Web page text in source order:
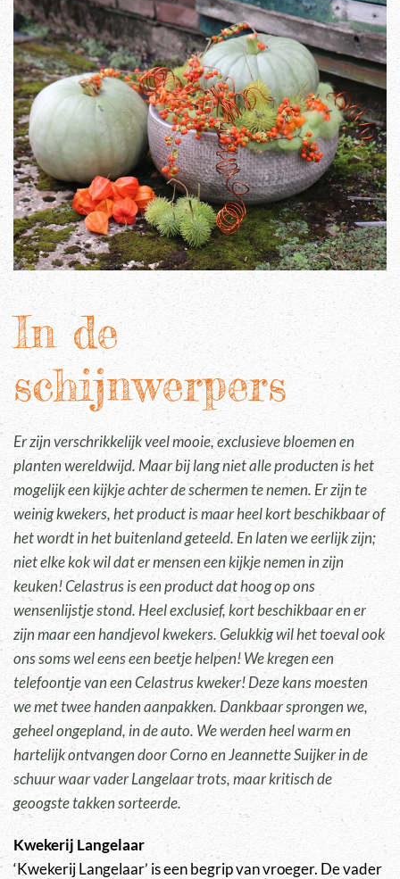
In de
schijnwerpers
Er zijn verschrikkelijk veel mooie, exclusieve bloemen en
planten wereldwijd. Maar bij lang niet alle producten is het
mogelijk een kijkje achter de schermen te nemen. Er zijn te
weinig kwekers, het product is maar heel kort beschikbaar of
het wordt in het buitenland geteeld. En laten we eerlijk zijn;
niet elke kok wil dat er mensen een kijkje nemen in zijn
keuken! Celastrus is een product dat hoog op ons
wensenlijstje stond. Heel exclusief, kort beschikbaar en er
zijn maar een handjevol kwekers. Gelukkig wil het toeval ook
ons soms wel eens een beetje helpen! We kregen een
telefoontje van een Celastrus kweker! Deze kans moesten
we met twee handen aanpakken. Dankbaar sprongen we,
geheel ongepland, in de auto. We werden heel warm en
hartelijk ontvangen door Corno en Jeannette Suijker in de
schuur waar vader Langelaar trots, maar kritisch de
geoogste takken sorteerde.
Kwekerij Langelaar
‘Kwekerij Langelaar’ is een begrip van vroeger. De vader